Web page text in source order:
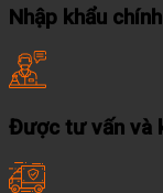
Nhập khẩu
Được tư vấn và